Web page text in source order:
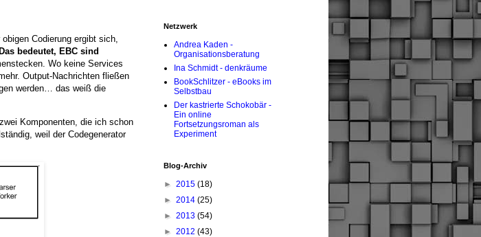
Codierung ergibt sich,
Das bedeutet, EBC sind
Wo keine Services
Output-Nachrichten fließen
werden… das weiß die
Komponenten, die ich schon
weil der Codegenerator
Netzwerk
Andrea Kaden -
Organisationsberatung
Ina Schmidt - denkräume
BookSchlitzer - eBooks im
Selbstbau
Der kastrierte Schokobär -
Ein online
Fortsetzungsroman als
Experiment
Blog-Archiv
► 2015 (18)
► 2014 (25)
► 2013 (54)
► 2012 (43)